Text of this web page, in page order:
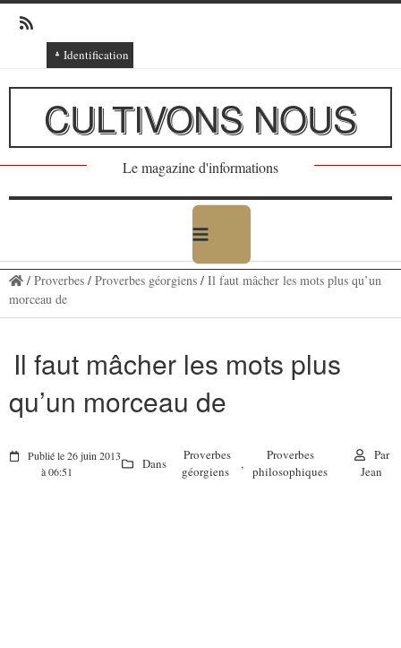
Identification
Connexion
Connexion via Facebook
Inscription
Ajout texte ou poème
CULTIVONS NOUS
Le magazine d'informations
/ Proverbes/ Proverbes géorgiens/ Il faut mâcher les mots plus qu’un
morceau de
Il faut mâcher les mots plus
qu’un morceau de
Publié le 26 juin 2013
à 06:51
Dans
Proverbes
géorgiens
,
Proverbes
philosophiques
Par
Jean